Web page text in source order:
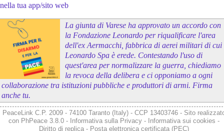
nella tua app/sito web
La giunta di Varese ha approvato un accordo con
la Fondazione Leonardo per riqualificare l'area
dell'ex Aermacchi, fabbrica di aerei militari di cui
Leonardo Spa è erede. Contestando l'uso di
quest'area per normalizzare la guerra, chiediamo
la revoca della delibera e ci opponiamo a ogni
collaborazione tra istituzioni pubbliche e produttori di armi. Firma
anche tu.
PeaceLink C.P. 2009 - 74100 Taranto (Italy) - CCP 13403746 - Sito
con PhPeace 3.8.0- Informativa sulla Privacy- Informativa sui cookies -
Diritto di replica- Posta elettronica certificata (PEC)